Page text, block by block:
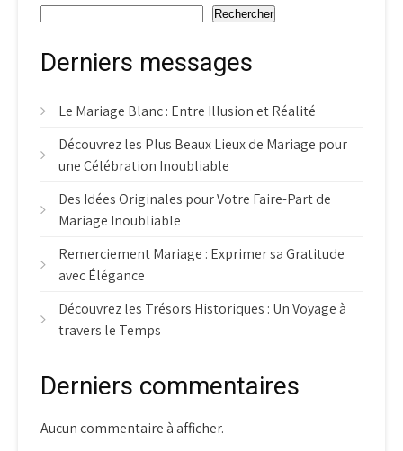
Rechercher
Derniers messages
Le Mariage Blanc : Entre Illusion et Réalité
Découvrez les Plus Beaux Lieux de Mariage pour
une Célébration Inoubliable
Des Idées Originales pour Votre Faire-Part de
Mariage Inoubliable
Remerciement Mariage : Exprimer sa Gratitude
avec Élégance
Découvrez les Trésors Historiques : Un Voyage à
travers le Temps
Derniers commentaires
Aucun commentaire à afficher.